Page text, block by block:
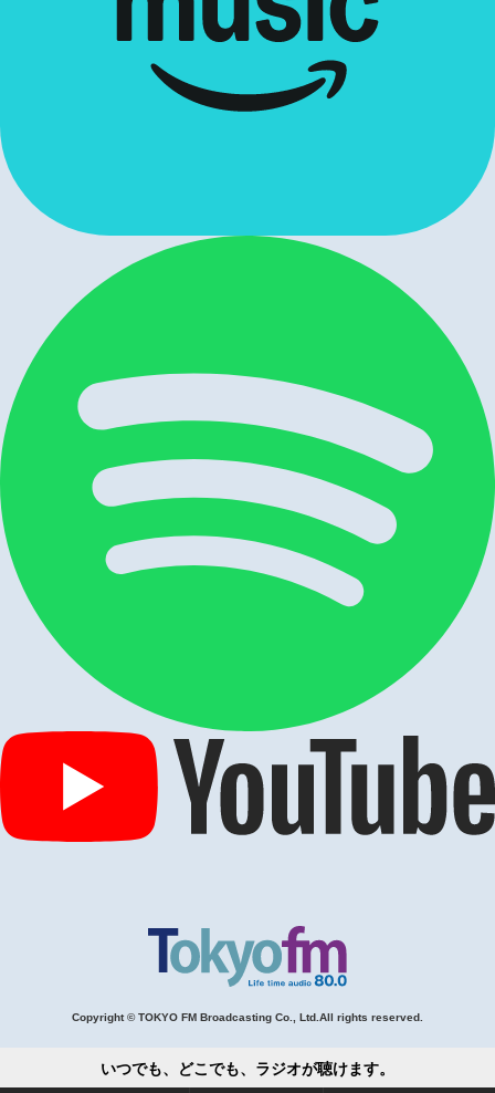
Copyright © TOKYO FM Broadcasting Co., Ltd.All rights reserved.
いつでも、どこでも、ラジオが聴けます。